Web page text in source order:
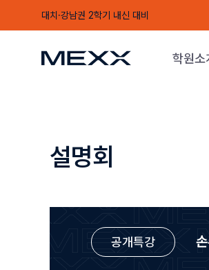
대치·강남권 2학기 내신 대비
학원소
설명회
공개특강